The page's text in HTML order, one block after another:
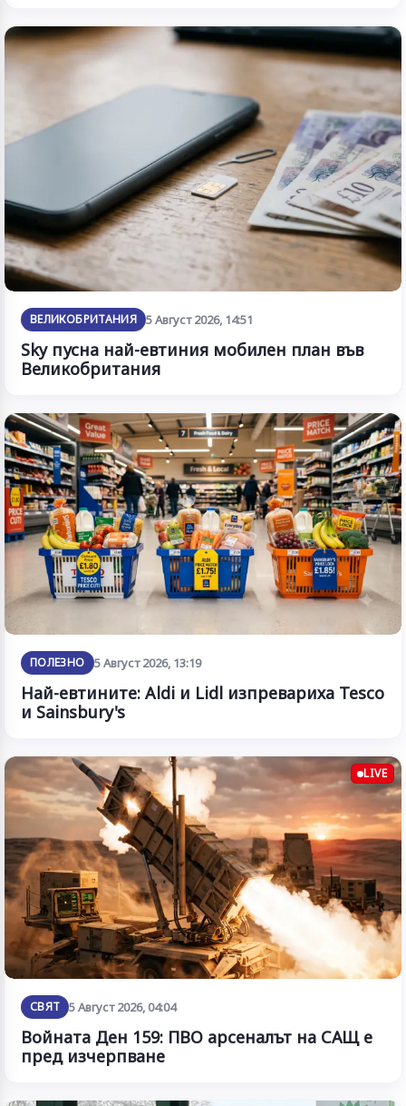
ВЕЛИКОБРИТАНИЯ 5 Август 2026, 14:51
Sky пусна най-евтиния мобилен план във
Великобритания
ПОЛЕЗНО 5 Август 2026, 13:19
Най-евтините: Aldi и Lidl изпревариха Tesco
и Sainsbury's
LIVE
СВЯТ 5 Август 2026, 04:04
Войната Ден 159: ПВО арсеналът на САЩ е
пред изчерпване